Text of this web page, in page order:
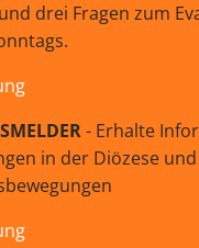
drei Fragen zum
- Erhalte
in der Diözese